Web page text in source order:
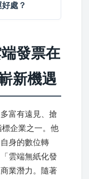
處？
發票在
新機遇
富有遠見、搶
企業之一。他
身的數位轉
雲端無紙化發
業潛力。隨著